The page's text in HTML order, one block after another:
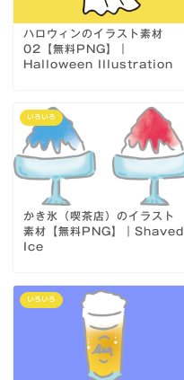
ハロウィンのイラスト素材
02【無料PNG】｜
Halloween Illustration
いろいろ
かき氷（喫茶店）のイラスト
素材【無料PNG】｜Shaved
Ice
いろいろ